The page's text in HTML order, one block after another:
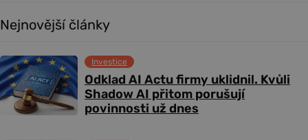
Nejnovější články
Odklad AI Actu firmy uklidnil. Kvůli
Shadow AI přitom porušují
povinnosti už dnes
Investice